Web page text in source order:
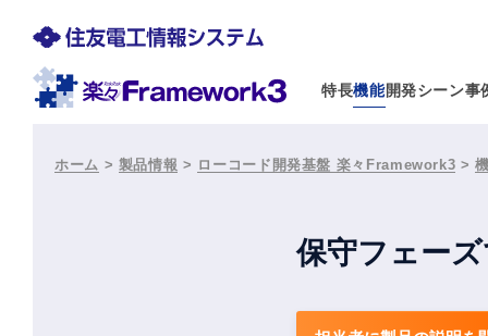
特長機能開発シーン事
ホーム > 製品情報 > ローコード開発基盤 楽々Framework3 >
保守フェー